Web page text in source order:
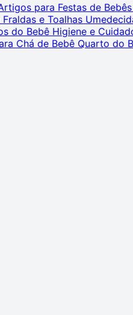
para Festas de Bebês
Fraldas e Toalhas
do Bebê Higiene e
Chá de Bebê Quarto do